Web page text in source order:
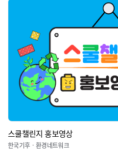
스쿨챌린지 홍보영상
한국기후ㆍ환경네트워크